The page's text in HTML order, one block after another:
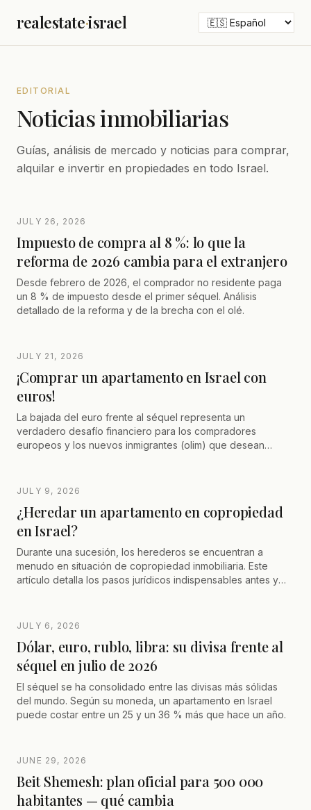
realestate·israel
EDITORIAL
Noticias inmobiliarias
Guías, análisis de mercado y noticias para comprar,
alquilar e invertir en propiedades en todo Israel.
JULY 26, 2026
Impuesto de compra al 8 %: lo que la
reforma de 2026 cambia para el extranjero
Desde febrero de 2026, el comprador no residente paga
un 8 % de impuesto desde el primer séquel. Análisis
detallado de la reforma y de la brecha con el olé.
JULY 21, 2026
¡Comprar un apartamento en Israel con
euros!
La bajada del euro frente al séquel representa un
verdadero desafío financiero para los compradores
europeos y los nuevos inmigrantes (olim) que desean
optimizar la financiación y evitar el riesgo cambiario.
JULY 9, 2026
¿Heredar un apartamento en copropiedad
en Israel?
Durante una sucesión, los herederos se encuentran a
menudo en situación de copropiedad inmobiliaria. Este
artículo detalla los pasos jurídicos indispensables antes y
administrador judicial) y los recursos legales para forzar la
JULY 6, 2026
Dólar, euro, rublo, libra: su divisa frente al
séquel en julio de 2026
El séquel se ha consolidado entre las divisas más sólidas
del mundo. Según su moneda, un apartamento en Israel
puede costar entre un 25 y un 36 % más que hace un año.
JUNE 29, 2026
Beit Shemesh: plan oficial para 500 000
habitantes — qué cambia